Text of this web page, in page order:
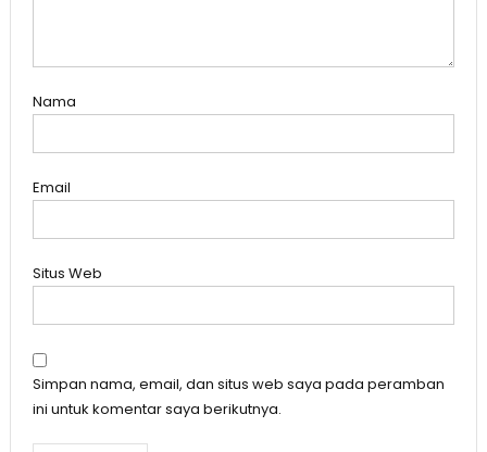
Nama
Email
Situs Web
Simpan nama, email, dan situs web saya pada peramban
ini untuk komentar saya berikutnya.